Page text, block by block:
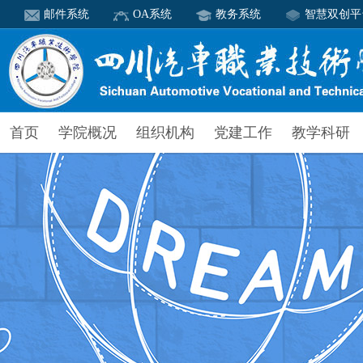
邮件系统 OA系统 教务系统 智慧双创
首页 学院概况 组织机构 党建工作 教学科研